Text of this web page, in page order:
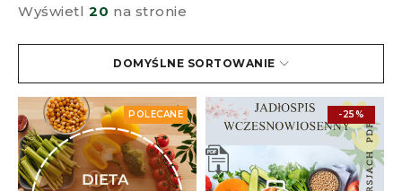
DOMYŚLNE SORTOWANIE
Wyświetl 20 na stronie
POLECANE -25%